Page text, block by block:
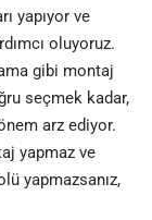
yapıyor ve
oluyoruz.
gibi montaj
seçmek kadar,
arz ediyor.
yapmaz ve
yapmazsanız,